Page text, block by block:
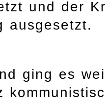
und der
ausgesetzt.
ging es